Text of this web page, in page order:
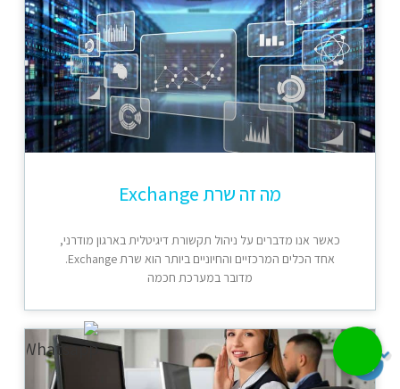
מה זה שרת Exchange
כאשר אנו מדברים על ניהול תקשורת דיגיטלית בארגון מודרני,
אחד הכלים המרכזיים והחיוניים ביותר הוא שרת Exchange.
מדובר במערכת חכמה